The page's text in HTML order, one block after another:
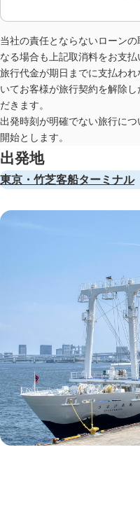
当社の責任とならないローン
なる場合も上記取消料をお支払
旅行代金が期日までに支払わ
いてお客様が旅行契約を解除
だきます。
出発時刻が明確でない旅行に
開始とします。
出発地
東京・竹芝客船ターミナル